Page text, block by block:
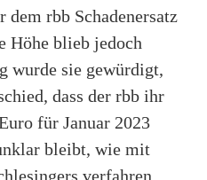
dem rbb Schadenersatz
Höhe blieb jedoch
wurde sie gewürdigt,
dass der rbb ihr
für Januar 2023
bleibt, wie mit
verfahren